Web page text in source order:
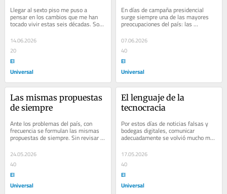
Llegar al sexto piso me puso a
pensar en los cambios que me han
tocado vivir estas seis décadas. Son
la infancia al...
14.06.2026
20
El
Universal
En días de campaña presidencial
surge siempre una de las mayores
preocupaciones del país: las
desigualdades entre sus regiones. La
votación de los...
07.06.2026
40
El
Universal
Las mismas propuestas
de siempre
Ante los problemas del país, con
frecuencia se formulan las mismas
propuestas de siempre. Sin revisar
antecedentes, muchos se sienten
innovadores...
24.05.2026
40
El
Universal
El lenguaje de la
tecnocracia
Por estos días de noticias falsas y
bodegas digitales, comunicar
adecuadamente se volvió mucho más
impone un gran...
17.05.2026
40
El
Universal